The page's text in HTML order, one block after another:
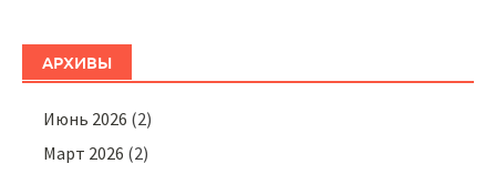
АРХИВЫ
Июнь 2026 (2)
Март 2026 (2)